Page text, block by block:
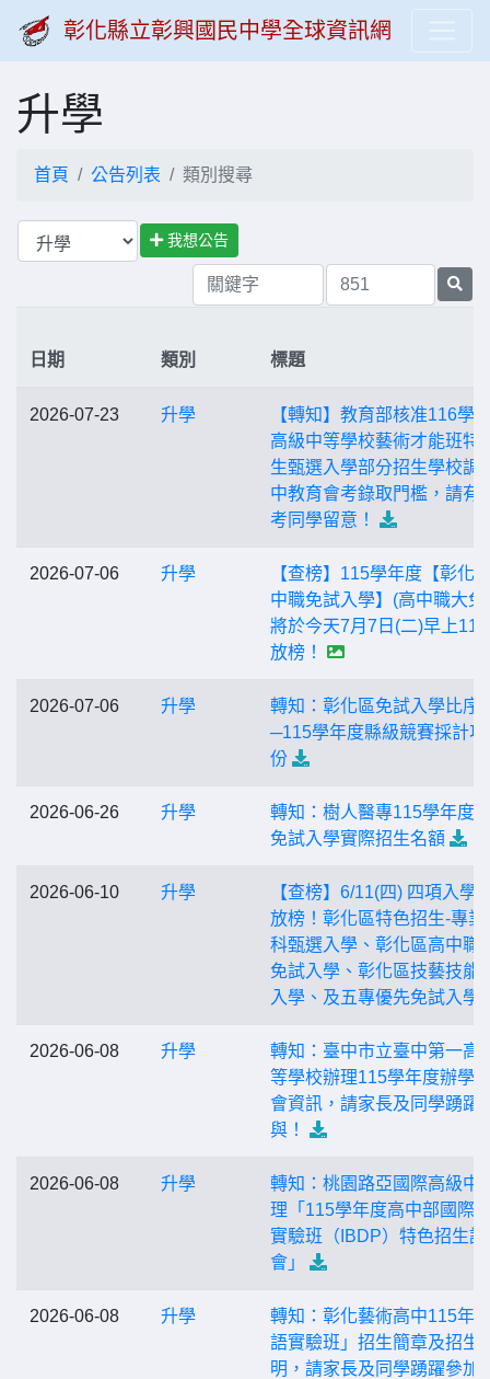
彰化縣立彰興國民中學全球資訊網
升學
首頁 公告列表 類別搜尋
我想公告
日期 類別 標題
2026-07-23 升學
【轉知】教育部核准116學
高級中等學校藝術才能班特
生甄選入學部分招生學校調
中教育會考錄取門檻，請有
考同學留意！
2026-07-06 升學
【查榜】115學年度【彰化
中職免試入學】(高中職大免
將於今天7月7日(二)早上
放榜！
2026-07-06 升學
轉知：彰化區免試入學比序
─115學年度縣級競賽採計項
份
2026-06-26 升學
轉知：樹人醫專115學年度
免試入學實際招生名額
2026-06-10 升學
【查榜】6/11(四) 四項入學
放榜！彰化區特色招生-專業
科甄選入學、彰化區高中職
免試入學、彰化區技藝技能
入學、及五專優先免試入學
2026-06-08 升學
轉知：臺中市立臺中第一高
等學校辦理115學年度辦學
會資訊，請家長及同學踴躍
與！
2026-06-08 升學
轉知：桃園路亞國際高級中
理「115學年度高中部國際
實驗班（IBDP）特色招生說
會」
2026-06-08 升學
轉知：彰化藝術高中115年
語實驗班」招生簡章及招生
明，請家長及同學踴躍參加